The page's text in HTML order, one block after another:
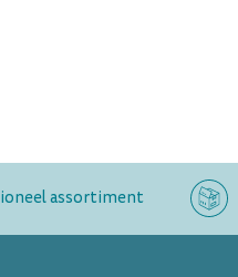
assortiment